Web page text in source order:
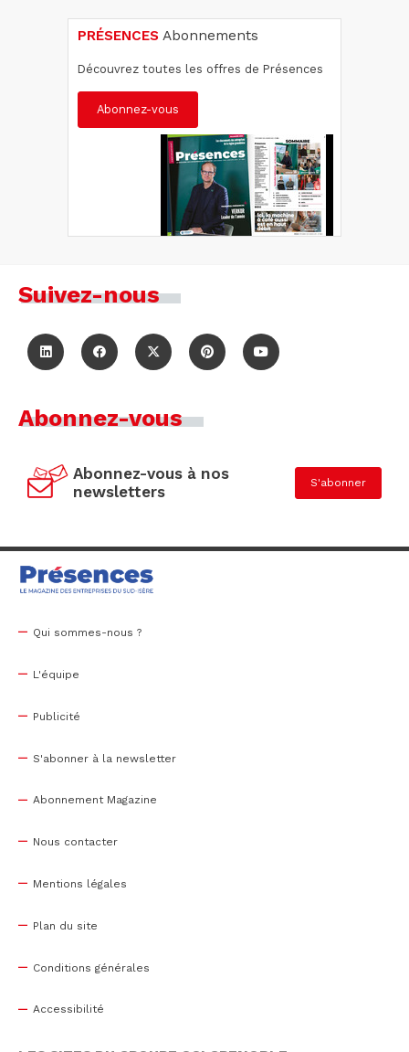
PRÉSENCES Abonnements
Découvrez toutes les offres de Présences
Abonnez-vous
Suivez-nous
Abonnez-vous
Abonnez-vous à nos
newsletters
S'abonner
Qui sommes-nous ?
L'équipe
Publicité
S'abonner à la newsletter
Abonnement Magazine
Nous contacter
Mentions légales
Plan du site
Conditions générales
Accessibilité